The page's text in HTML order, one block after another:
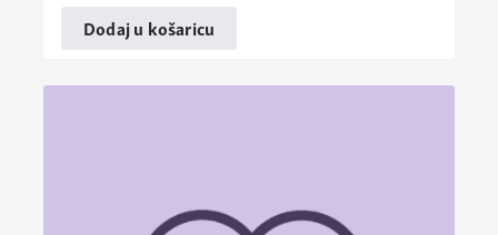
Dodaj u košaricu